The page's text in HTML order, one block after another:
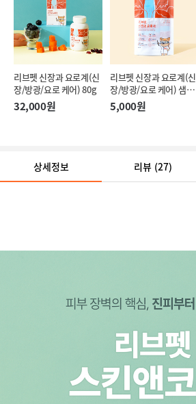
리브펫 신장과 요로계(신
장/방광/요로 케어) 80g
32,000원
리브펫 신장과 요로계(신
장/방광/요로 케어) 샘플
러 5P 10g
5,000원
상세정보 리뷰 (27)